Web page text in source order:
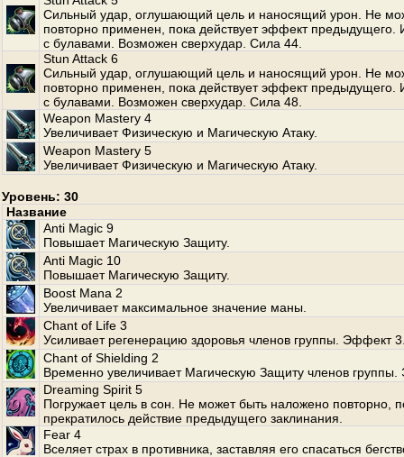
Сильный удар, оглушающий цель и наносящий урон. Не
повторно применен, пока действует эффект предыдущего.
с булавами. Возможен сверхудар. Сила 44.
Stun Attack 6
Сильный удар, оглушающий цель и наносящий урон. Не
повторно применен, пока действует эффект предыдущего.
с булавами. Возможен сверхудар. Сила 48.
Weapon Mastery 4
Увеличивает Физическую и Магическую Атаку.
Weapon Mastery 5
Увеличивает Физическую и Магическую Атаку.
Уровень: 30
Название
Anti Magic 9
Повышает Магическую Защиту.
Anti Magic 10
Повышает Магическую Защиту.
Boost Mana 2
Увеличивает максимальное значение маны.
Chant of Life 3
Усиливает регенерацию здоровья членов группы. Эффект
Chant of Shielding 2
Временно увеличивает Магическую Защиту членов
Dreaming Spirit 5
Погружает цель в сон. Не может быть наложено повторно,
прекратилось действие предыдущего заклинания.
Fear 4
Вселяет страх в противника, заставляя его спасаться